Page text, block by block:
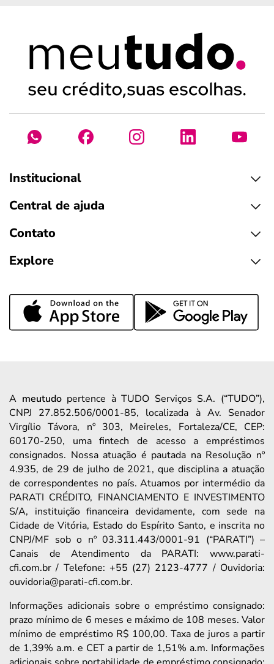
Institucional
Central de ajuda
Contato
Explore
A meutudopertence à TUDO Serviços S.A. (“TUDO”),
CNPJ 27.852.506/0001-85, localizada à Av. Senador
Virgílio Távora, nº 303, Meireles, Fortaleza/CE, CEP:
60170-250, uma fintech de acesso a empréstimos
consignados. Nossa atuação é pautada na Resolução nº
4.935, de 29 de julho de 2021, que disciplina a atuação
de correspondentes no país. Atuamos por intermédio da
PARATI CRÉDITO, FINANCIAMENTO E INVESTIMENTO
S/A, instituição financeira devidamente, com sede na
Cidade de Vitória, Estado do Espírito Santo, e inscrita no
CNPJ/MF sob o nº 03.311.443/0001-91 (“PARATI”) –
Canais de Atendimento da PARATI: www.parati-
cfi.com.br / Telefone: +55 (27) 2123-4777 / Ouvidoria:
ouvidoria@parati-cfi.com.br.
Informações adicionais sobre o empréstimo consignado:
prazo mínimo de 6 meses e máximo de 108 meses. Valor
mínimo de empréstimo R$ 100,00. Taxa de juros a partir
de 1,39% a.m. e CET a partir de 1,51% a.m. Informações